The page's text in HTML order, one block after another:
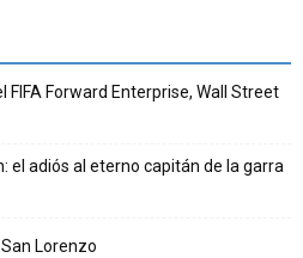
FIFA Forward Enterprise, Wall Street
el adiós al eterno capitán de la garra
Lorenzo